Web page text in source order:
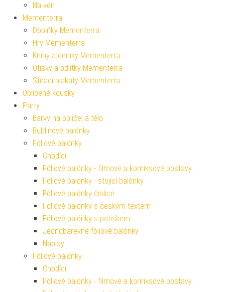
Na ven
Mementerra
Doplňky Mementerra
Hry Mementerra
Knihy a deníky Mementerra
Otisky a odlitky Mementerra
Stírací plakáty Mementerra
Oblíbené kousky
Párty
Barvy na obličej a tělo
Bublinové balónky
Fóliové balónky
Chodící
Fóliové balónky - filmové a komiksové postavy
Fóliové balónky - stojící balónky
Fóliové balónky číslice
Fóliové balónky s českým textem
Fóliové balónky s potiskem
Jednobarevné fóliové balónky
Nápisy
Fóliové balónky
Chodící
Fóliové balónky - filmové a komiksové postavy